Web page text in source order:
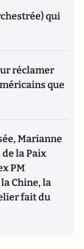
qui
réclamer
que
Marianne
la Paix
PM
Chine, la
fait du